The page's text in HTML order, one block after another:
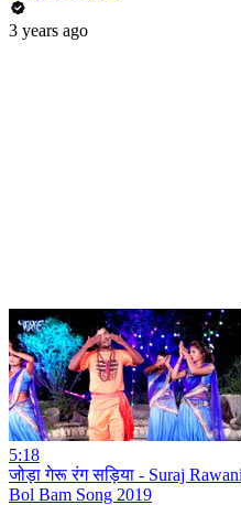
3 years ago
5:18
जोड़ा गेरू रंग सड़िया - Suraj
Bol Bam Song 2019